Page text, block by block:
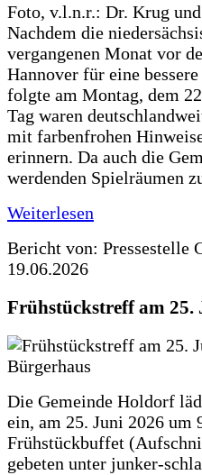
Foto, v.l.n.r.: Dr. Krug
Nachdem die
vergangenen Monat vor
Hannover für eine
folgte am Montag, dem
Tag waren
mit farbenfrohen
erinnern. Da auch die
werdenden Spielräumen
Weiterlesen
Bericht von: Pressestelle
19.06.2026
Frühstückstreff am 25.
Die Gemeinde Holdorf
ein, am 25. Juni 2026 um
Frühstückbuffet
gebeten unter junker-